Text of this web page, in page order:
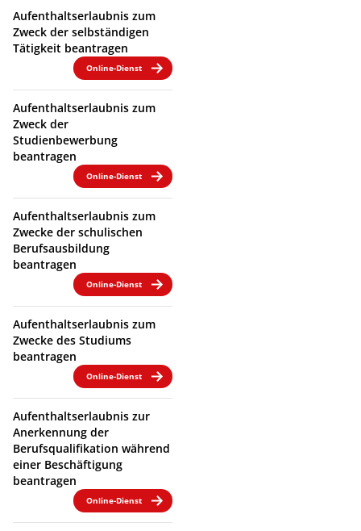
Aufenthaltserlaubnis zum
Zweck der selbständigen
Tätigkeit beantragen
Online-Dienst
Aufenthaltserlaubnis zum
Zweck der
Studienbewerbung
beantragen
Online-Dienst
Aufenthaltserlaubnis zum
Zwecke der schulischen
Berufsausbildung
beantragen
Online-Dienst
Aufenthaltserlaubnis zum
Zwecke des Studiums
beantragen
Online-Dienst
Aufenthaltserlaubnis zur
Anerkennung der
Berufsqualifikation während
einer Beschäftigung
beantragen
Online-Dienst